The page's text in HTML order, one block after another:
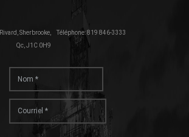
Téléphone: 819 846-3333
Sherbrooke,
Qc, J1C 0H9